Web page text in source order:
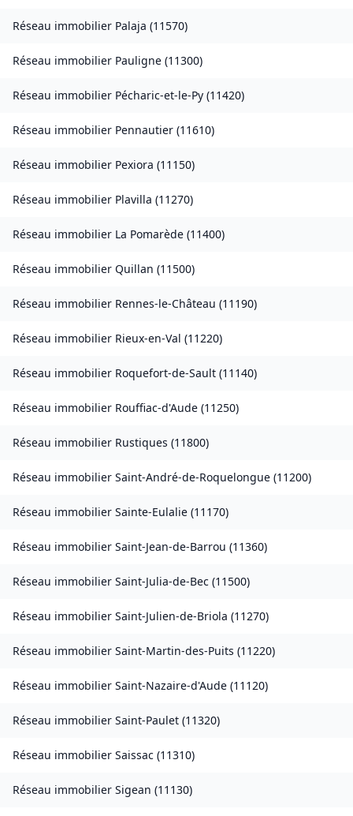
Réseau immobilier Palaja (11570)
Réseau immobilier Pauligne (11300)
Réseau immobilier Pécharic-et-le-Py (11420)
Réseau immobilier Pennautier (11610)
Réseau immobilier Pexiora (11150)
Réseau immobilier Plavilla (11270)
Réseau immobilier La Pomarède (11400)
Réseau immobilier Quillan (11500)
Réseau immobilier Rennes-le-Château (11190)
Réseau immobilier Rieux-en-Val (11220)
Réseau immobilier Roquefort-de-Sault (11140)
Réseau immobilier Rouffiac-d'Aude (11250)
Réseau immobilier Rustiques (11800)
Réseau immobilier Saint-André-de-Roquelongue (11200)
Réseau immobilier Sainte-Eulalie (11170)
Réseau immobilier Saint-Jean-de-Barrou (11360)
Réseau immobilier Saint-Julia-de-Bec (11500)
Réseau immobilier Saint-Julien-de-Briola (11270)
Réseau immobilier Saint-Martin-des-Puits (11220)
Réseau immobilier Saint-Nazaire-d'Aude (11120)
Réseau immobilier Saint-Paulet (11320)
Réseau immobilier Saissac (11310)
Réseau immobilier Sigean (11130)